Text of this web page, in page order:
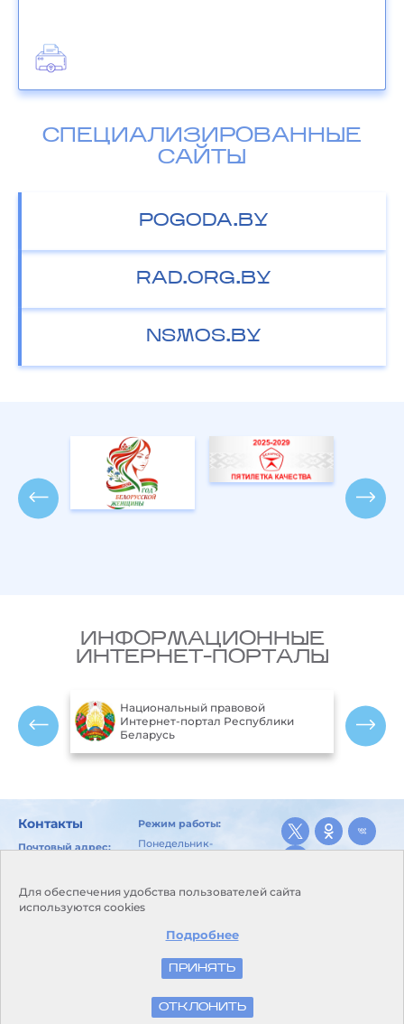
СПЕЦИАЛИЗИРОВАННЫЕ
САЙТЫ
POGODA.BY
RAD.ORG.BY
NSMOS.BY
ИНФОРМАЦИОННЫЕ
ИНТЕРНЕТ-ПОРТАЛЫ
Национальный правовой
Интернет-портал Республики
Беларусь
Для обеспечения удобства пользователей сайта
используются cookies
Подробнее
ПРИНЯТЬ
ОТКЛОНИТЬ
Контакты
Почтовый адрес:
E-mail:
kanc@goml.pogoda.by
Режим работы:
Понедельник-
Перерыв для
питания и отдыха:
Выходные дни:
воскресенье
БЕЛТА